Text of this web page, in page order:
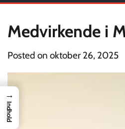
Medvirkende i
Posted on oktober 26, 2025
→
Indhold